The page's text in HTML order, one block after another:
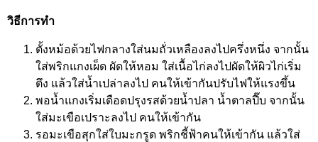
วิธีการทำ
ตั้งหม้อด้วยไฟกลางใส่นมถั่วเหลืองลงไปครึ่งหนึ่ง จากนั้น
ใส่พริกแกงเผ็ด ผัดให้หอม ใส่เนื้อไก่ลงไปผัดให้ผิวไก่เริ่ม
ตึง แล้วใส่น้ำเปล่าลงไป คนให้เข้ากันปรับไฟให้แรงขึ้น
พอน้ำแกงเริ่มเดือดปรุงรสด้วยน้ำปลา น้ำตาลปี๊บ จากนั้น
ใส่มะเขือเปราะลงไป คนให้เข้ากัน
รอมะเขือสุกใส่ใบมะกรูด พริกชี้ฟ้าคนให้เข้ากัน แล้วใส่